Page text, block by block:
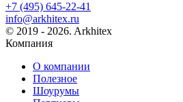
+7 (495) 645-22-41
info@arkhitex.ru
© 2019 - 2026. Arkhitex
Компания
О компании
Полезное
Шоурумы